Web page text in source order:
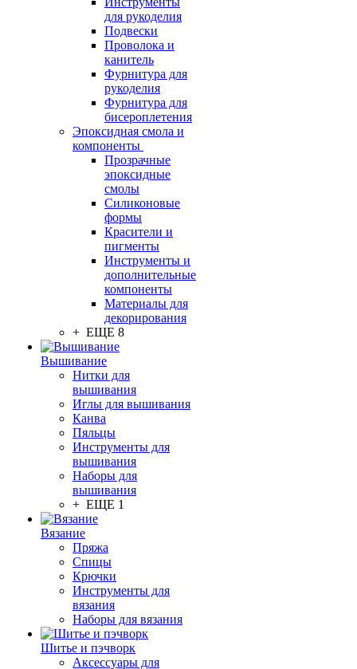
для рукоделия
Подвески
Проволока и
канитель
Фурнитура для
рукоделия
Фурнитура для
бисероплетения
Эпоксидная смола и
компоненты
Прозрачные
эпоксидные
смолы
Силиконовые
формы
Красители и
пигменты
Инструменты и
дополнительные
компоненты
Материалы для
декорирования
+ ЕЩЕ 8
Вышивание
Нитки для
вышивания
Иглы для вышивания
Канва
Пяльцы
Инструменты для
вышивания
Наборы для
вышивания
+ ЕЩЕ 1
Вязание
Пряжа
Спицы
Крючки
Инструменты для
вязания
Наборы для вязания
Шитье и пэчворк
Аксессуары для